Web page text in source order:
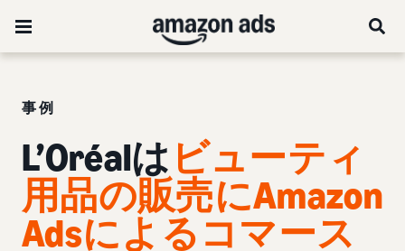
事例
L’Oréalは ビューティ
用品の販売にAmazon
Adsによるコマース